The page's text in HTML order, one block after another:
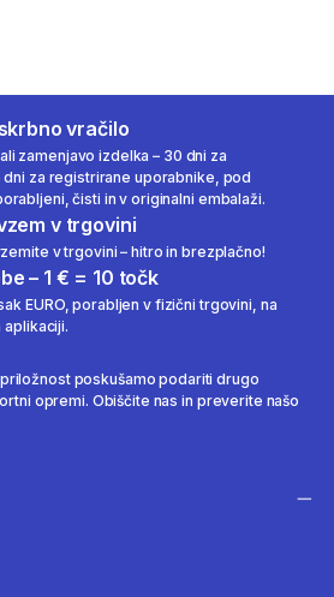
vračilo
zamenjavo izdelka – 30 dni za
za registrirane uporabnike, pod
čisti in v originalni embalaži.
v trgovini
v trgovini – hitro in brezplačno!
– 1 € = 10 točk
EURO, porabljen v fizični trgovini, na
aplikaciji.
poskušamo podariti drugo
opremi. Obiščite nas in preverite našo